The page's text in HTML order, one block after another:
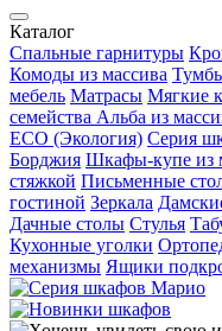
Каталог
Спальные гарнитуры
Комоды из массива
мебель Матрасы Мягкие
семейства Альба из
ECO (Экология) Серия
Борджия Шкафы-купе из
стяжкой Письменные
гостиной Зеркала
Дачные столы Стулья
Кухонные уголки
механизмы Ящики